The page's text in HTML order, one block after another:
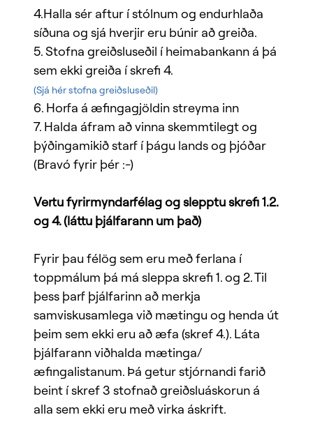
4.Halla sér aftur í stólnum og endurhlaða
síðuna og sjá hverjir eru búnir að greiða.
5. Stofna greiðsluseðil í heimabankann á þá
sem ekki greiða í skrefi 4.
(Sjá hér stofna greiðsluseðil)
6. Horfa á æfingagjöldin streyma inn
7. Halda áfram að vinna skemmtilegt og
þýðingamikið starf í þágu lands og þjóðar
(Bravó fyrir þér :-)
Vertu fyrirmyndarfélag og slepptu skrefi 1.2.
og 4. (láttu þjálfarann um það)
Fyrir þau félög sem eru með ferlana í
toppmálum þá má sleppa skrefi 1. og 2. Til
þess þarf þjálfarinn að merkja
samviskusamlega við mætingu og henda út
þeim sem ekki eru að æfa (skref 4.). Láta
þjálfarann viðhalda mætinga/
æfingalistanum. Þá getur stjórnandi farið
beint í skref 3 stofnað greiðsluáskorun á
alla sem ekki eru með virka áskrift.